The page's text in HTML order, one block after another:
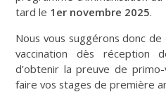
tard le 1er novembre 2025.
Nous vous suggérons donc
vaccination dès réception
d’obtenir la preuve de
faire vos stages de première